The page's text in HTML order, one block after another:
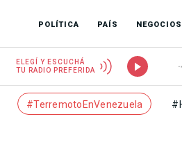
POLÍTICA PAÍS NEGOCIOS
ELEGÍ Y ESCUCHÁ
TU RADIO PREFERIDA
#TerremotoEnVenezuela